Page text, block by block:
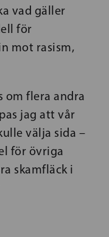
vad gäller
för
mot rasism,
om flera andra
jag att vår
välja sida –
för övriga
skamfläck i